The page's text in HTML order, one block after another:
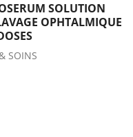
SOLUTION
OPHTALMIQUE
SOINS